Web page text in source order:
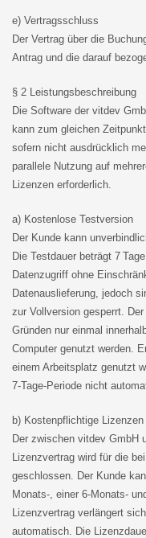
e) Vertragsschluss
Der Vertrag über die
Antrag und die darauf
§ 2 Leistungsbeschreibung
Die Software der vitdev
kann zum gleichen
sofern nicht ausdrücklich
parallele Nutzung auf
Lizenzen erforderlich.
a) Kostenlose Testversion
Der Kunde kann
Die Testdauer beträgt 7
Datenzugriff ohne
Datenauslieferung, jedoch
zur Vollversion gesperrt.
Gründen nur einmal
Computer genutzt werden.
einem Arbeitsplatz genutzt
7‑Tage‑Periode nicht
b) Kostenpflichtige Lizenzen
Der zwischen vitdev GmbH
Lizenzvertrag wird für die
geschlossen. Der Kunde
Monats-, einer 6-Monats-
Lizenzvertrag verlängert
automatisch. Die